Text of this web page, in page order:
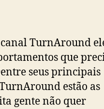
TurnAround
que
seus principais
estão as
gente não quer